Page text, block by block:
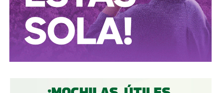
textilera CYDSA en los años 90, con la vidriera Vitro entre
2009 y 2012, y con las ya mencionadas Empresas ICA
desde 2016.
Algo similar realizó en 2020 con
del Centro Norte(OMA), el operador de, entre otros, el
Fintech compró primero acciones especiales que